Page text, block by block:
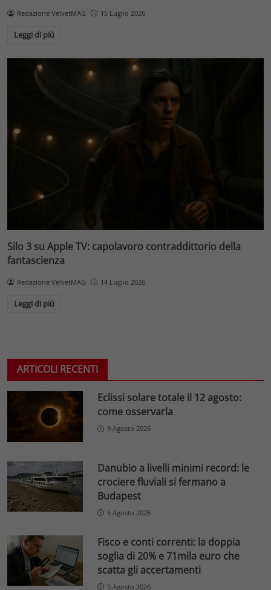
Redazione VelvetMAG 15 Luglio 2026
Leggi di più
Silo 3 su Apple TV: capolavoro contraddittorio della
fantascienza
Redazione VelvetMAG 14 Luglio 2026
Leggi di più
ARTICOLI RECENTI
Eclissi solare totale il 12 agosto:
come osservarla
9 Agosto 2026
Danubio a livelli minimi record: le
crociere fluviali si fermano a
Budapest
5 Agosto 2026
Fisco e conti correnti: la doppia
soglia di 20% e 71mila euro che
scatta gli accertamenti
5 Agosto 2026